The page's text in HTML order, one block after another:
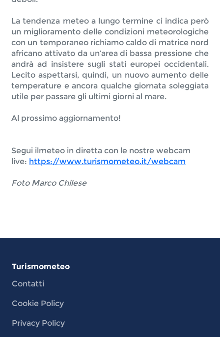
La tendenza meteo a lungo termine ci indica però
un miglioramento delle condizioni meteorologiche
con un temporaneo richiamo caldo di matrice nord
africano attivato da un’area di bassa pressione che
andrà ad insistere sugli stati europei occidentali.
Lecito aspettarsi, quindi, un nuovo aumento delle
temperature e ancora qualche giornata soleggiata
utile per passare gli ultimi giorni al mare.
Al prossimo aggiornamento!
Segui ilmeteo in diretta con le nostre webcam
live: https://www.turismometeo.it/webcam
Foto Marco Chilese
Turismometeo
Contatti
Cookie Policy
Privacy Policy